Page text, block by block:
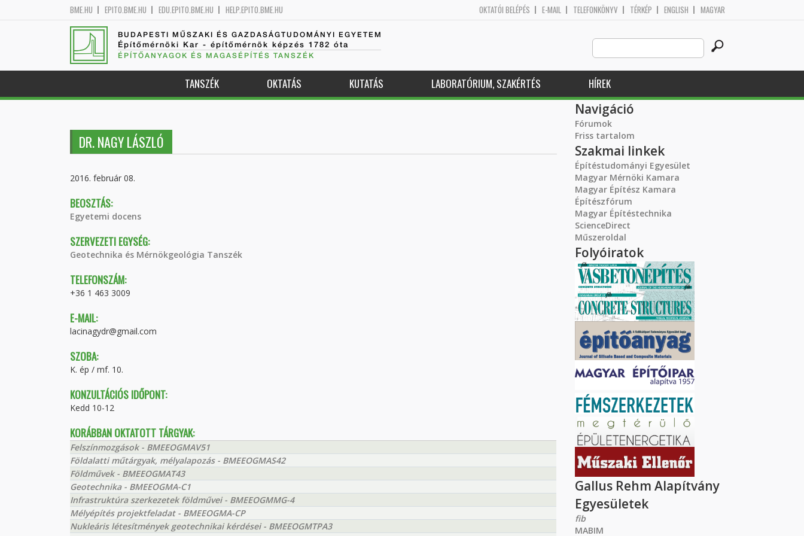
BME.HU EPITO.BME.HU EDU.EPITO.BME.HU HELP.EPITO.BME.HU OKTATÓI BELÉPÉS E-MAIL TELEFONKÖNYV TÉRKÉP ENGLISH MAGYAR
BUDAPESTI MŰSZAKI ÉS GAZDASÁGTUDOMÁNYI EGYETEM
Építőmérnöki Kar - építőmérnök képzés 1782 óta
ÉPÍTŐANYAGOK ÉS MAGASÉPÍTÉS TANSZÉK
Search
this
site
TANSZÉK OKTATÁS KUTATÁS LABORATÓRIUM, SZAKÉRTÉS HÍREK
DR. NAGY LÁSZLÓ
2016. február 08.
BEOSZTÁS:
Egyetemi docens
SZERVEZETI EGYSÉG:
Geotechnika és Mérnökgeológia Tanszék
TELEFONSZÁM:
+36 1 463 3009
E-MAIL:
lacinagydr@gmail.com
SZOBA:
K. ép / mf. 10.
KONZULTÁCIÓS IDŐPONT:
Kedd 10-12
KORÁBBAN OKTATOTT TÁRGYAK:
Felszínmozgások - BMEEOGMAV51
Földalatti műtárgyak, mélyalapozás - BMEEOGMAS42
Földművek - BMEEOGMAT43
Geotechnika - BMEEOGMA-C1
Infrastruktúra szerkezetek földművei - BMEEOGMMG-4
Mélyépítés projektfeladat - BMEEOGMA-CP
Nukleáris létesítmények geotechnikai kérdései - BMEEOGMTPA3
Navigáció
Fórumok
Friss tartalom
Szakmai linkek
Építéstudományi Egyesület
Magyar Mérnöki Kamara
Magyar Építész Kamara
Építészfórum
Magyar Építéstechnika
ScienceDirect
Műszeroldal
Folyóiratok
Gallus Rehm Alapítvány
Egyesületek
fib
MABIM